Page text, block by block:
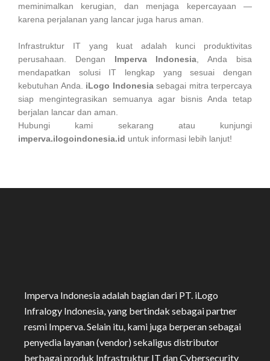
meminimalkan kerugian, dan menjaga kepercayaan —
karena perjalanan yang lancar juga harus aman.
Infrastruktur IT yang kuat adalah kunci produktivitas
perusahaan. Dengan Imperva Indonesia , Anda bisa
mendapatkan solusi IT lengkap yang sesuai dengan
kebutuhan Anda. iLogo Indonesiasebagai mitra terpercaya
siap mengintegrasikan semuanya agar bisnis Anda tetap
berjalan lancar dan aman.
Hubungi kami sekarang atau kunjungi
imperva.ilogoindonesia.id untuk informasi lebih lanjut!
Imperva Indonesia adalah bagian dari PT. iLogo
Infralogy Indonesia, yang bertindak sebagai partner
resmi Imperva. Selain itu, kami juga berperan sebagai
penyedia layanan (vendor) sekaligus distributor
berbagai produk Infrastruktur IT dan Cybersecurity